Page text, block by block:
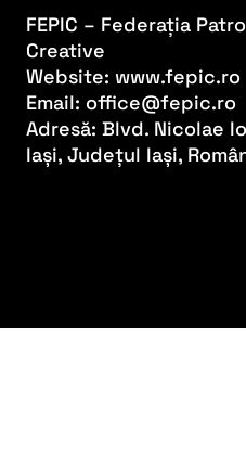
FEPIC – Federația
Creative
Website: www.fepic.ro
Email: office@fepic.ro
Adresă: Blvd. Nicolae
Iași, Județul Iași,